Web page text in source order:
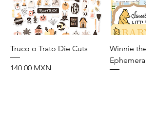
Truco o Trato Die Cuts
Precio
140,00 MXN
Winnie the
Ephemera